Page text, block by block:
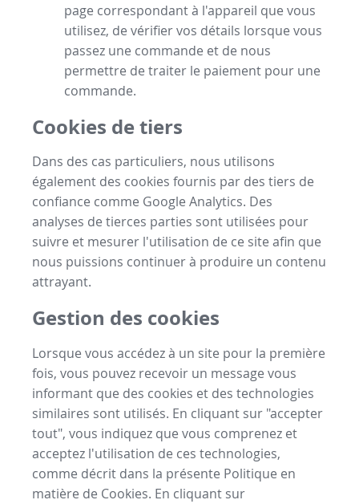
page correspondant à l'appareil que vous
utilisez, de vérifier vos détails lorsque vous
passez une commande et de nous
permettre de traiter le paiement pour une
commande.
Cookies de tiers
Dans des cas particuliers, nous utilisons
également des cookies fournis par des tiers de
confiance comme Google Analytics. Des
analyses de tierces parties sont utilisées pour
suivre et mesurer l'utilisation de ce site afin que
nous puissions continuer à produire un contenu
attrayant.
Gestion des cookies
Lorsque vous accédez à un site pour la première
fois, vous pouvez recevoir un message vous
informant que des cookies et des technologies
similaires sont utilisés. En cliquant sur "accepter
tout", vous indiquez que vous comprenez et
acceptez l'utilisation de ces technologies,
comme décrit dans la présente Politique en
matière de Cookies. En cliquant sur